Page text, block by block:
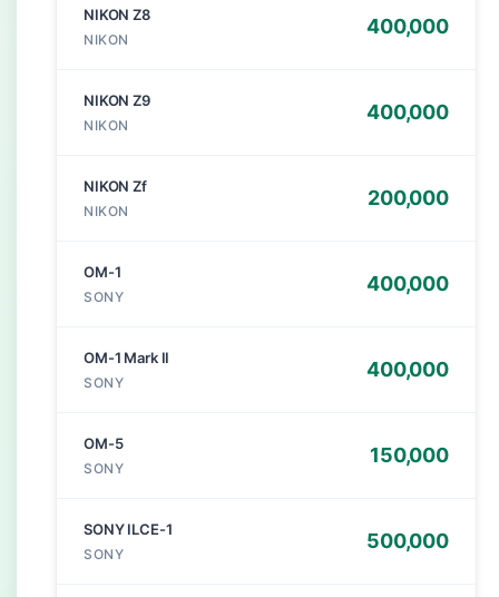
NIKON Z8
NIKON
400,000
NIKON Z9
NIKON
400,000
NIKON Zf
NIKON
200,000
OM-1
SONY
400,000
OM-1 Mark II
SONY
400,000
OM-5
SONY
150,000
SONY ILCE-1
SONY
500,000